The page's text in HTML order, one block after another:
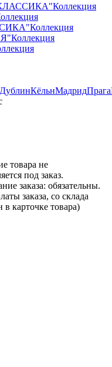
Коллекция
Коллекция
Коллекция
ДублинКёльнМадридПрага
товара не
под заказ.
заказа: обязательны.
заказа, со склада
карточке товара)